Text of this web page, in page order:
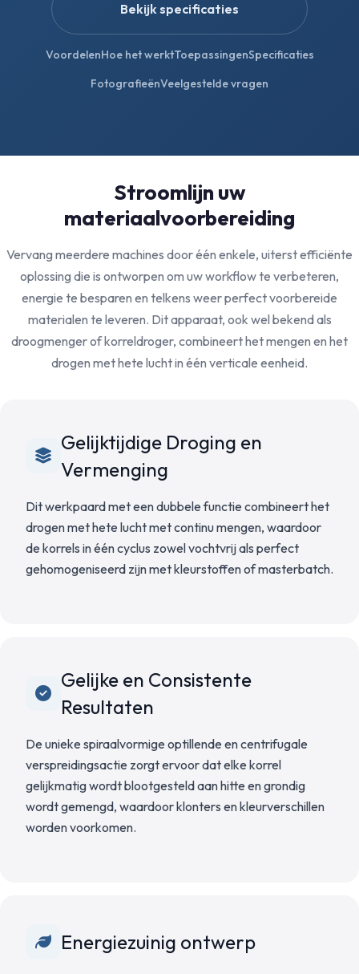
Bekijk specificaties
VoordelenHoe het werktToepassingenSpecificaties
FotografieënVeelgestelde vragen
Stroomlijn uw
materiaalvoorbereiding
Vervang meerdere machines door één enkele, uiterst efficiënte
oplossing die is ontworpen om uw workflow te verbeteren,
energie te besparen en telkens weer perfect voorbereide
materialen te leveren. Dit apparaat, ook wel bekend als
droogmenger of korreldroger, combineert het mengen en het
drogen met hete lucht in één verticale eenheid.
Gelijktijdige Droging en
Vermenging
Dit werkpaard met een dubbele functie combineert het
drogen met hete lucht met continu mengen, waardoor
de korrels in één cyclus zowel vochtvrij als perfect
gehomogeniseerd zijn met kleurstoffen of masterbatch.
Gelijke en Consistente
Resultaten
De unieke spiraalvormige optillende en centrifugale
verspreidingsactie zorgt ervoor dat elke korrel
gelijkmatig wordt blootgesteld aan hitte en grondig
wordt gemengd, waardoor klonters en kleurverschillen
worden voorkomen.
Energiezuinig ontwerp